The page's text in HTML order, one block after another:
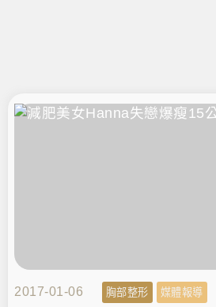
2017-01-06 胸部整形 媒體報導